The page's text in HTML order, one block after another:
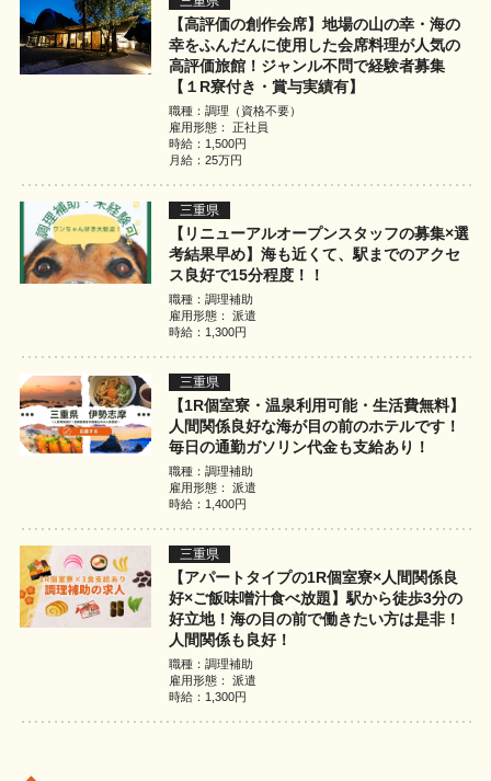
【高評価の創作会席】地場の山の幸・海の
幸をふんだんに使用した会席料理が人気の
高評価旅館！ジャンル不問で経験者募集
【１R寮付き・賞与実績有】
職種：調理（資格不要）
雇用形態： 正社員
時給：1,500円
月給：25万円
三重県
【リニューアルオープンスタッフの募集×選
考結果早め】海も近くて、駅までのアクセ
ス良好で15分程度！！
職種：調理補助
雇用形態： 派遣
時給：1,300円
三重県
【1R個室寮・温泉利用可能・生活費無料】
人間関係良好な海が目の前のホテルです！
毎日の通勤ガソリン代金も支給あり！
職種：調理補助
雇用形態： 派遣
時給：1,400円
三重県
【アパートタイプの1R個室寮×人間関係良
好×ご飯味噌汁食べ放題】駅から徒歩3分の
好立地！海の目の前で働きたい方は是非！
人間関係も良好！
職種：調理補助
雇用形態： 派遣
時給：1,300円